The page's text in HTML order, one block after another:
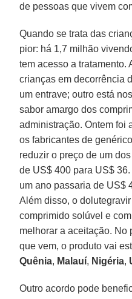
de pessoas que vivem
Quando se trata das
pior: há 1,7 milhão
tem acesso a tratamento.
crianças em decorrência
um entrave; outro está
sabor amargo dos
administração. Ontem foi
os fabricantes de
reduzir o preço de um
de US$ 400 para US$
um ano passaria de US$
Além disso, o
comprimido solúvel e
melhorar a aceitação. No
que vem, o produto vai
Quênia, Malauí, Nigéria,
Outro acordo pode